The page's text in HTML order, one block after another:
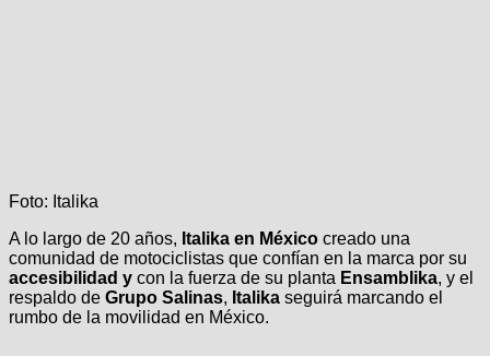
Foto: Italika
A lo largo de 20 años, Italika en México creado una
comunidad de motociclistas que confían en la marca por su
accesibilidad y con la fuerza de su planta Ensamblika, y el
respaldo de Grupo Salinas, Italika seguirá marcando el
rumbo de la movilidad en México.